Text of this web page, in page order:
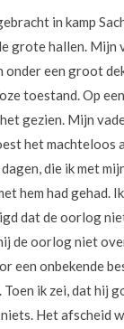
in kamp
hallen. Mijn
een groot
toestand. Op
gezien. Mijn
het machteloos
die ik met
hem had
dat de oorlog
de oorlog niet
onbekende
ik zei, dat hij
Het